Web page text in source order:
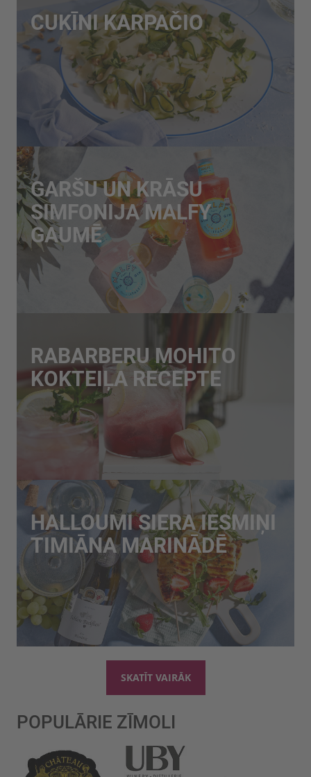
CUKĪNI KARPAČIO
GARŠU UN KRĀSU
SIMFONIJA MALFY
GAUMĒ
RABARBERU MOHITO
KOKTEIĻA RECEPTE
HALLOUMI SIERA IESMIŅI
TIMIĀNA MARINĀDĒ
SKATĪT VAIRĀK
POPULĀRIE ZĪMOLI